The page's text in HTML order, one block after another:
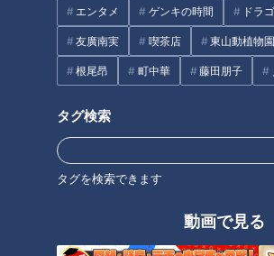
エンタメ ゲンキの時間 ドラ
友廣南実 喫茶店 東山動植物園
根尾昂 町中華 藤田朋子
タグ検索
タグを検索できます
動画で見る
オススメ関連コンテンツ
【２つの大家族を徹底比較】爆
買い＆まとめ買いで衝撃節約テ